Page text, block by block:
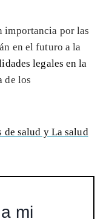
importancia por las
en el futuro a la
legales en la
de los
de salud y La salud
mi